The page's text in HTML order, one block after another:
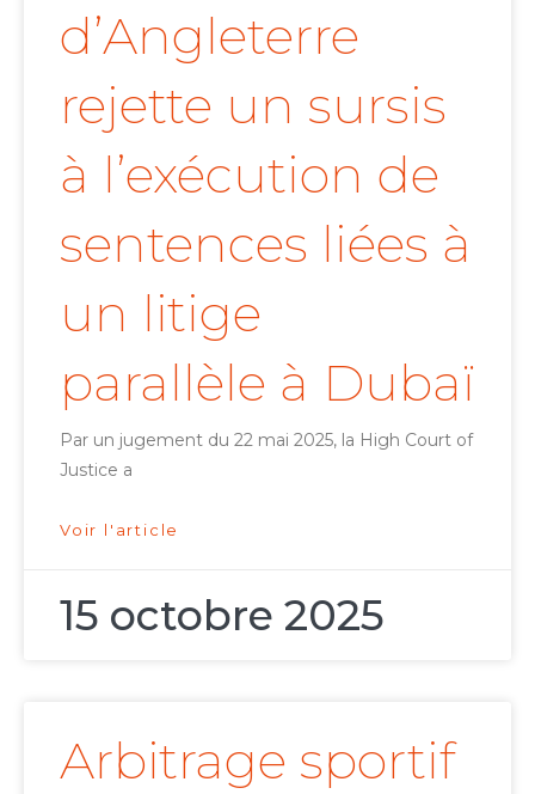
d’Angleterre
rejette un sursis
à l’exécution de
sentences liées à
un litige
parallèle à Dubaï
Par un jugement du 22 mai 2025, la High Court of
Justice a
Voir l'article
15 octobre 2025
Arbitrage sportif